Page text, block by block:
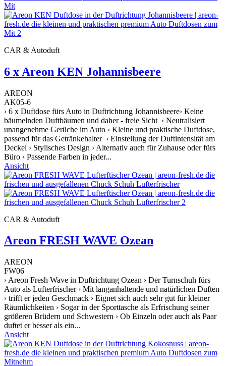
CAR & Autoduft
6 x Areon KEN Johannisbeere
AREON
AK05-6
› 6 x Duftdose fürs Auto in Duftrichtung Johannisbeere› Keine
bäumelnden Duftbäumen und daher - freie Sicht › Neutralisiert
unangenehme Gerüche im Auto › Kleine und praktische Duftdose,
passend für das Getränkehalter › Einstellung der Duftintensität am
Deckel › Stylisches Design › Alternativ auch für Zuhause oder fürs
Büro › Passende Farben in jeder...
Ansicht
CAR & Autoduft
Areon FRESH WAVE Ozean
AREON
FW06
› Areon Fresh Wave in Duftrichtung Ozean › Der Turnschuh fürs
Auto als Lufterfrischer › Mit langanhaltende und natürlichen Duften
› trifft er jeden Geschmack › Eignet sich auch sehr gut für kleiner
Räumlichkeiten › Sogar in der Sporttasche als Erfrischung seiner
größeren Brüdern und Schwestern › Ob Einzeln oder auch als Paar
duftet er besser als ein...
Ansicht